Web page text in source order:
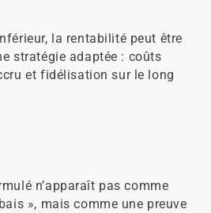
la rentabilité peut être
stratégie adaptée : coûts
et fidélisation sur le long
n’apparaît pas comme
», mais comme une preuve